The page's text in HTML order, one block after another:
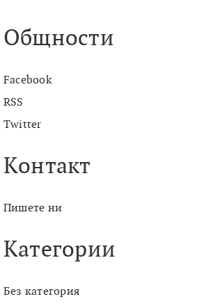
Общности
Facebook
RSS
Twitter
Контакт
Пишете ни
Категории
Без категория